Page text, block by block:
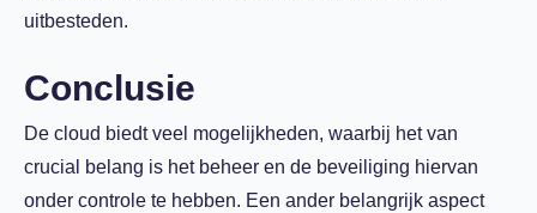
uitbesteden.
Conclusie
De cloud biedt veel mogelijkheden, waarbij het van
crucial belang is het beheer en de beveiliging hiervan
onder controle te hebben. Een ander belangrijk aspect